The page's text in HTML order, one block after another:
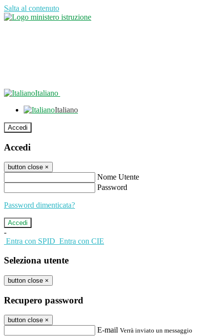
Salta al contenuto
Italiano
Italiano
Accedi
Accedi
button close ×
Nome Utente
Password
Password dimenticata?
-
Entra con SPID Entra con CIE
Seleziona utente
button close ×
Recupero password
button close ×
E-mail Verrà inviato un messaggio